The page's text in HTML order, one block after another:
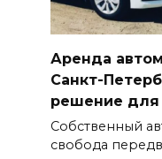
Аренда
Санкт-
решение
Собственный
свобода